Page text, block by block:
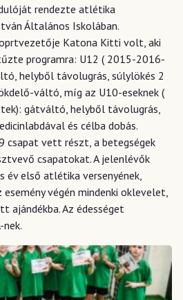
rendezte atlétika
Általános Iskolában.
Katona Kitti volt, aki
programra: U12 ( 2015-2016-
helyből távolugrás, súlylökés 2
váltó, míg az U10-eseknek (
gátváltó, helyből távolugrás,
és célba dobás.
csapat vett részt, a betegségek
csapatokat. A jelenlévők
év első atlétika versenyének,
esemény végén mindenki oklevelet,
ajándékba. Az édességet